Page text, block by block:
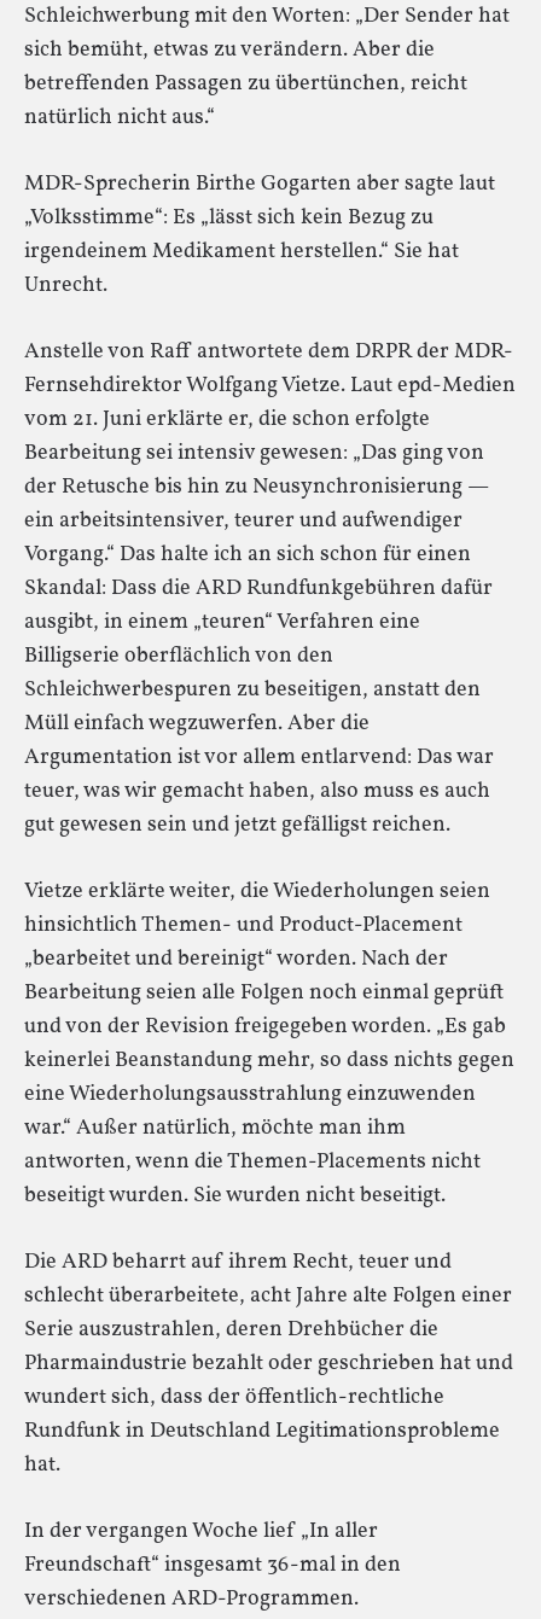
Schleichwerbung mit den Worten: „Der Sender hat
sich bemüht, etwas zu verändern. Aber die
betreffenden Passagen zu übertünchen, reicht
natürlich nicht aus.“
MDR-Sprecherin Birthe Gogarten aber sagte laut
„Volksstimme“: Es „lässt sich kein Bezug zu
irgendeinem Medikament herstellen.“ Sie hat
Unrecht.
Anstelle von Raff antwortete dem DRPR der MDR-
Fernsehdirektor Wolfgang Vietze. Laut epd-Medien
vom 21. Juni erklärte er, die schon erfolgte
Bearbeitung sei intensiv gewesen: „Das ging von
der Retusche bis hin zu Neusynchronisierung —
ein arbeitsintensiver, teurer und aufwendiger
Vorgang.“ Das halte ich an sich schon für einen
Skandal: Dass die ARD Rundfunkgebühren dafür
ausgibt, in einem „teuren“ Verfahren eine
Billigserie oberflächlich von den
Schleichwerbespuren zu beseitigen, anstatt den
Müll einfach wegzuwerfen. Aber die
Argumentation ist vor allem entlarvend: Das war
teuer, was wir gemacht haben, also muss es auch
gut gewesen sein und jetzt gefälligst reichen.
Vietze erklärte weiter, die Wiederholungen seien
hinsichtlich Themen- und Product-Placement
„bearbeitet und bereinigt“ worden. Nach der
Bearbeitung seien alle Folgen noch einmal geprüft
und von der Revision freigegeben worden. „Es gab
keinerlei Beanstandung mehr, so dass nichts gegen
eine Wiederholungsausstrahlung einzuwenden
war.“ Außer natürlich, möchte man ihm
antworten, wenn die Themen-Placements nicht
beseitigt wurden. Sie wurden nicht beseitigt.
Die ARD beharrt auf ihrem Recht, teuer und
schlecht überarbeitete, acht Jahre alte Folgen einer
Serie auszustrahlen, deren Drehbücher die
Pharmaindustrie bezahlt oder geschrieben hat und
wundert sich, dass der öffentlich-rechtliche
Rundfunk in Deutschland Legitimationsprobleme
hat.
In der vergangen Woche lief „In aller
Freundschaft“ insgesamt 36-mal in den
verschiedenen ARD-Programmen.